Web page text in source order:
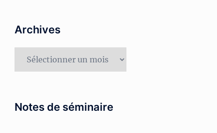
Archives
Notes de séminaire